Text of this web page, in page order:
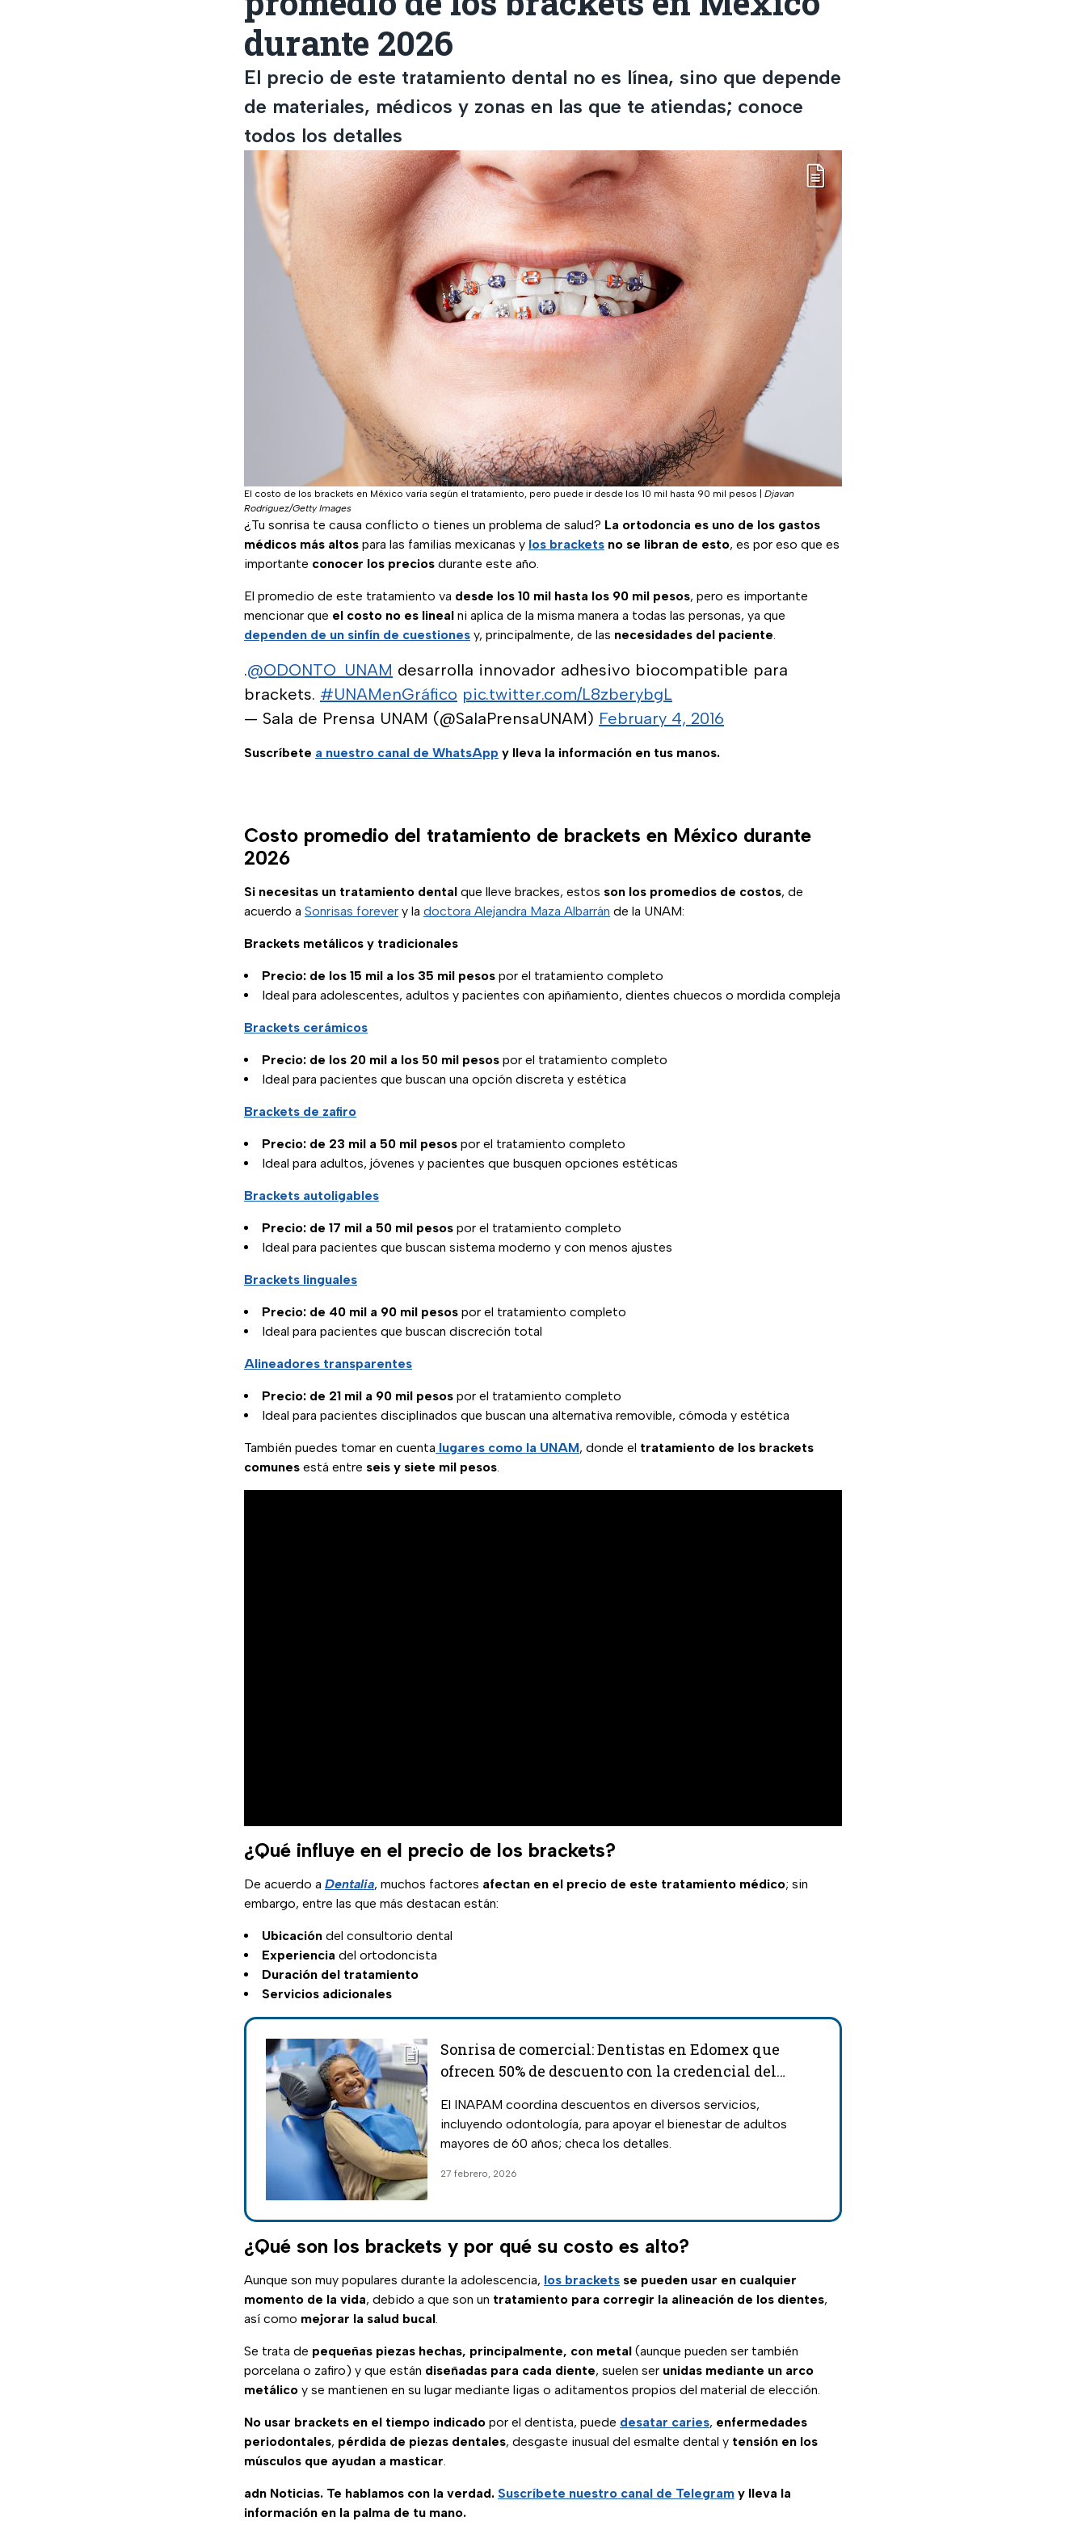
durante 2026
El precio de este tratamiento dental no es línea, sino que depende
de materiales, médicos y zonas en las que te atiendas; conoce
todos los detalles
El costo de los brackets en México varía según el tratamiento, pero puede ir desde los 10 mil hasta 90 mil pesos
Djavan
Rodriguez/Getty Images
¿Tu sonrisa te causa conflicto o tienes un problema de salud? La ortodoncia es uno de los gastos
médicos más altos para las familias mexicanas y los brackets no se libran de esto, es por eso que es
importante conocer los precios durante este año.
El promedio de este tratamiento va desde los 10 mil hasta los 90 mil pesos, pero es importante
mencionar que el costo no es lineal ni aplica de la misma manera a todas las personas, ya que
dependen de un sinfín de cuestiones y, principalmente, de las necesidades del paciente.
.@ODONTO_UNAM desarrolla innovador adhesivo biocompatible para
brackets. #UNAMenGráfico pic.twitter.com/L8zberybgL
— Sala de Prensa UNAM (@SalaPrensaUNAM) February 4, 2016
Suscríbete a nuestro canal de WhatsApp y lleva la información en tus manos.
Costo promedio del tratamiento de brackets en México durante
2026
Si necesitas un tratamiento dental que lleve brackes, estos son los promedios de costos, de
acuerdo a Sonrisas forever y la doctora Alejandra Maza Albarrán de la UNAM:
Brackets metálicos y tradicionales
Precio: de los 15 mil a los 35 mil pesos por el tratamiento completo
Ideal para adolescentes, adultos y pacientes con apiñamiento, dientes chuecos o mordida compleja
Brackets cerámicos
Precio: de los 20 mil a los 50 mil pesos por el tratamiento completo
Ideal para pacientes que buscan una opción discreta y estética
Brackets de zafiro
Precio: de 23 mil a 50 mil pesos por el tratamiento completo
Ideal para adultos, jóvenes y pacientes que busquen opciones estéticas
Brackets autoligables
Precio: de 17 mil a 50 mil pesos por el tratamiento completo
Ideal para pacientes que buscan sistema moderno y con menos ajustes
Brackets linguales
Precio: de 40 mil a 90 mil pesos por el tratamiento completo
Ideal para pacientes que buscan discreción total
Alineadores transparentes
Precio: de 21 mil a 90 mil pesos por el tratamiento completo
Ideal para pacientes disciplinados que buscan una alternativa removible, cómoda y estética
También puedes tomar en cuenta lugares como la UNAM, donde el tratamiento de los brackets
comunes está entre seis y siete mil pesos.
¿Qué influye en el precio de los brackets?
De acuerdo a Dentalia, muchos factores afectan en el precio de este tratamiento médico; sin
embargo, entre las que más destacan están:
Ubicación del consultorio dental
Experiencia del ortodoncista
Duración del tratamiento
Servicios adicionales
Sonrisa de comercial: Dentistas en Edomex que
ofrecen 50% de descuento con la credencial del
El INAPAM coordina descuentos en diversos servicios,
incluyendo odontología, para apoyar el bienestar de adultos
mayores de 60 años; checa los detalles.
27 febrero, 2026
¿Qué son los brackets y por qué su costo es alto?
Aunque son muy populares durante la adolescencia, los brackets se pueden usar en cualquier
momento de la vida, debido a que son un tratamiento para corregir la alineación de los dientes,
así como mejorar la salud bucal.
Se trata de pequeñas piezas hechas, principalmente, con metal (aunque pueden ser también
porcelana o zafiro) y que están diseñadas para cada diente, suelen ser unidas mediante un arco
metálico y se mantienen en su lugar mediante ligas o aditamentos propios del material de elección.
No usar brackets en el tiempo indicado por el dentista, puede desatar caries, enfermedades
periodontales, pérdida de piezas dentales, desgaste inusual del esmalte dental y tensión en los
músculos que ayudan a masticar.
adn Noticias. Te hablamos con la verdad. Suscríbete nuestro canal de Telegram y lleva la
información en la palma de tu mano.